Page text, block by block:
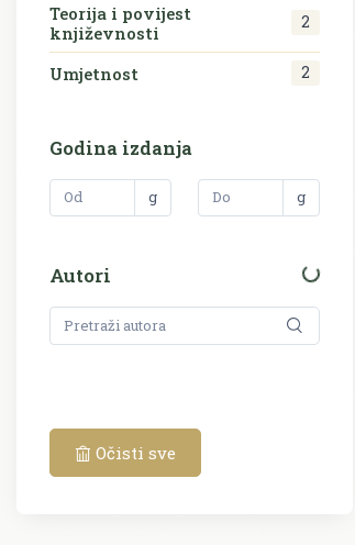
Teorija i povijest
književnosti
2
Umjetnost 2
Godina izdanja
g g
Autori
Očisti sve